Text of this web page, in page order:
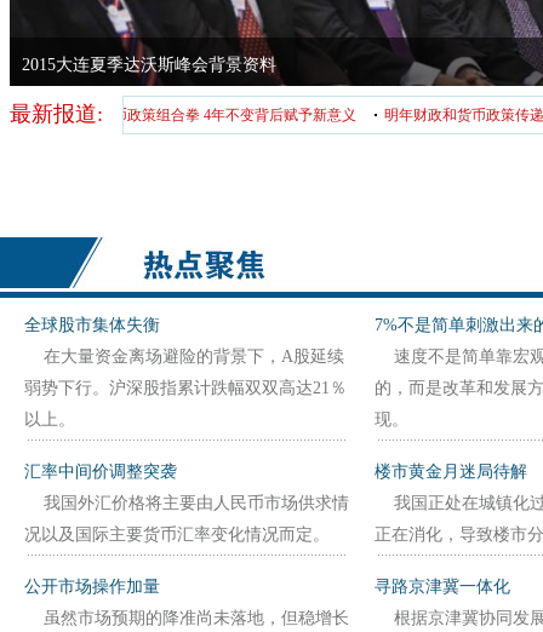
机器人、无人机、中国梦工厂成年会议题
最新报道:
货币政策组合拳 4年不变背后赋予新意义 明年财政和货币政策传递怎样的调控
全球股市集体失衡
在大量资金离场避险的背景下，A股延续
弱势下行。沪深股指累计跌幅双双高达21％
以上。
7%不是简单刺激出来
速度不是简单靠宏
的，而是改革和发展
现。
汇率中间价调整突袭
我国外汇价格将主要由人民币市场供求情
况以及国际主要货币汇率变化情况而定。
楼市黄金月迷局待解
我国正处在城镇化
正在消化，导致楼市
公开市场操作加量
虽然市场预期的降准尚未落地，但稳增长
寻路京津冀一体化
根据京津冀协同发